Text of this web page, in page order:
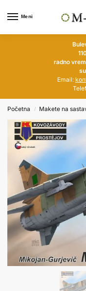
Meni
radno
Email:
Početna / Makete na